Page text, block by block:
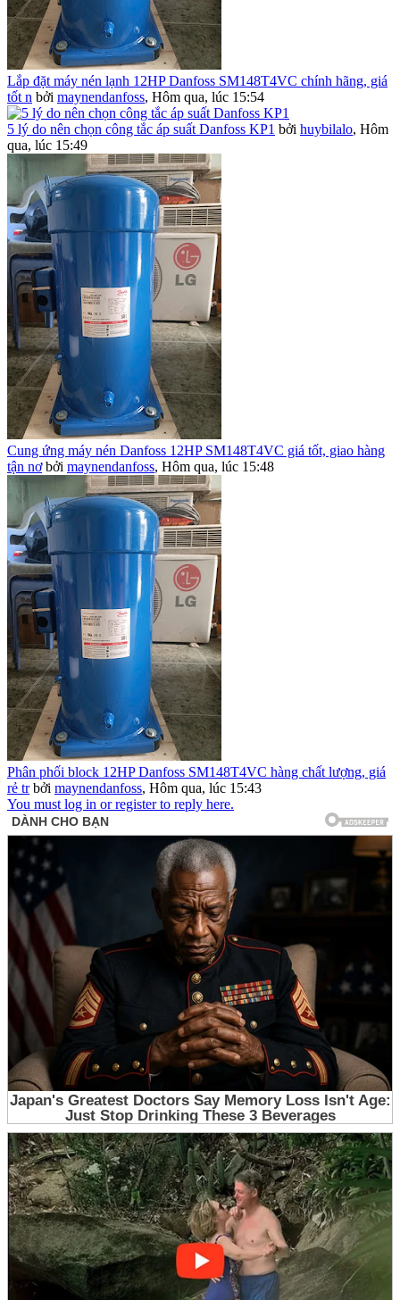
Lắp đặt máy nén lạnh 12HP Danfoss SM148T4VC chính hãng, giá
tốt n bởi maynendanfoss, Hôm qua, lúc 15:54
5 lý do nên chọn công tắc áp suất Danfoss KP1 bởi huybilalo, Hôm
qua, lúc 15:49
Cung ứng máy nén Danfoss 12HP SM148T4VC giá tốt, giao hàng
tận nơ bởi maynendanfoss, Hôm qua, lúc 15:48
Phân phối block 12HP Danfoss SM148T4VC hàng chất lượng, giá
rẻ tr bởi maynendanfoss, Hôm qua, lúc 15:43
You must log in or register to reply here.